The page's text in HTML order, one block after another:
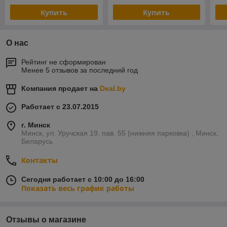
Купить Купить
О нас
Рейтинг не сформирован
Менее 5 отзывов за последний год
Компания продает на Deal.by
Работает с 23.07.2015
г. Минск
Минск, ул. Уручская 19, пав. 55 (нижняя парковка) , Минск,
Беларусь
Контакты
Сегодня работает с 10:00 до 16:00
Показать весь график работы
Отзывы о магазине